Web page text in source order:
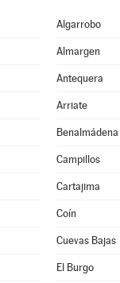
Algarrobo
Almargen
Antequera
Arriate
Benalmádena
Campillos
Cartajima
Coín
Cuevas Bajas
El Burgo